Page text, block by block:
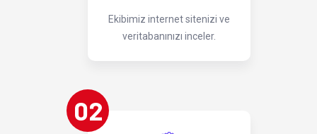
Ekibimiz internet sitenizi ve
veritabanınızı inceler.
02